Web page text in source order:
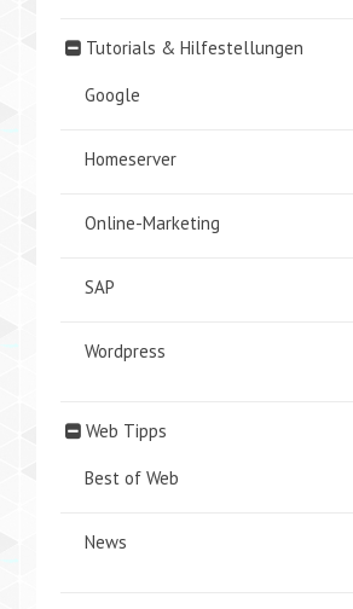
Tutorials & Hilfestellungen
Google
Homeserver
Online-Marketing
SAP
Wordpress
Web Tipps
Best of Web
News